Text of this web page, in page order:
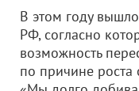
В этом году
РФ, согласно
возможность
по причине роста